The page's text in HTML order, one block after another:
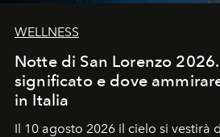
WELLNESS
Notte di San Lorenzo
significato e dove
in Italia
Il 10 agosto 2026 il cielo si vestirà